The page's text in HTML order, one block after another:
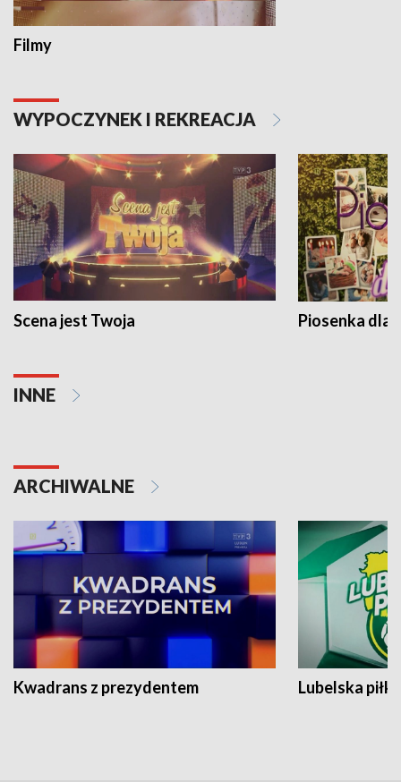
Filmy
WYPOCZYNEK I REKREACJA
Scena jest Twoja Piosenka dla
INNE
ARCHIWALNE
Kwadrans z prezydentem Lubelska piłka